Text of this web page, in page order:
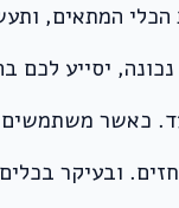
המתאים,
יסייע
כאשר
ובעיקר